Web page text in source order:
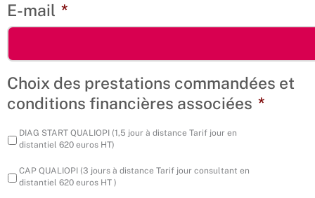
E-mail *
Choix des prestations commandées et
conditions financières associées *
DIAG START QUALIOPI (1,5 jour à distance Tarif jour en
distantiel 620 euros HT)
CAP QUALIOPI (3 jours à distance Tarif jour consultant en
distantiel 620 euros HT )